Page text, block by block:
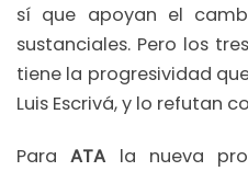
sí que apoyan el
sustanciales. Pero los
tiene la progresividad
Luis Escrivá, y lo refutan
ParaATA la nueva